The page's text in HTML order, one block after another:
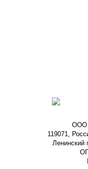
ООО
119071,
Ленинский